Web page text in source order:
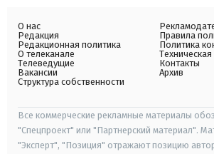
О нас
Редакция
Редакционная политика
О телеканале
Телеведущие
Вакансии
Структура собственности
Правила
Политика
Контакты
Архив
Все коммерческие рекламные материалы
"Спецпроект" или "Партнерский материал".
"Эксперт", "Позиция" отражают позицию